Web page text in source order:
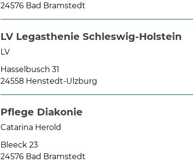
24576 Bad Bramstedt
LV Legasthenie Schleswig-Holstein
LV
Hasselbusch 31
24558 Henstedt-Ulzburg
Pflege Diakonie
Catarina Herold
Bleeck 23
24576 Bad Bramstedt